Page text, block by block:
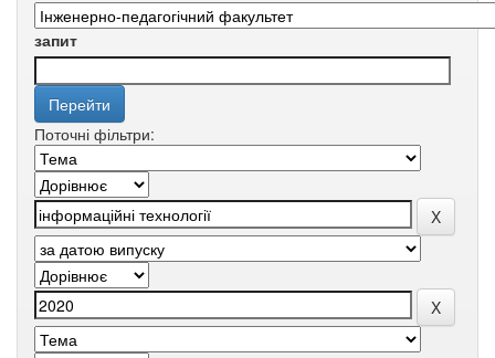
запит
Поточні фільтри: